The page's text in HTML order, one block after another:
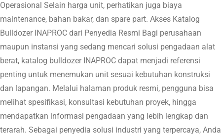
Operasional Selain harga unit, perhatikan juga biaya
maintenance, bahan bakar, dan spare part. Akses Katalog
Bulldozer INAPROC dari Penyedia Resmi Bagi perusahaan
maupun instansi yang sedang mencari solusi pengadaan alat
berat, katalog bulldozer INAPROC dapat menjadi referensi
penting untuk menemukan unit sesuai kebutuhan konstruksi
dan lapangan. Melalui halaman produk resmi, pengguna bisa
melihat spesifikasi, konsultasi kebutuhan proyek, hingga
mendapatkan informasi pengadaan yang lebih lengkap dan
terarah. Sebagai penyedia solusi industri yang terpercaya, Anda